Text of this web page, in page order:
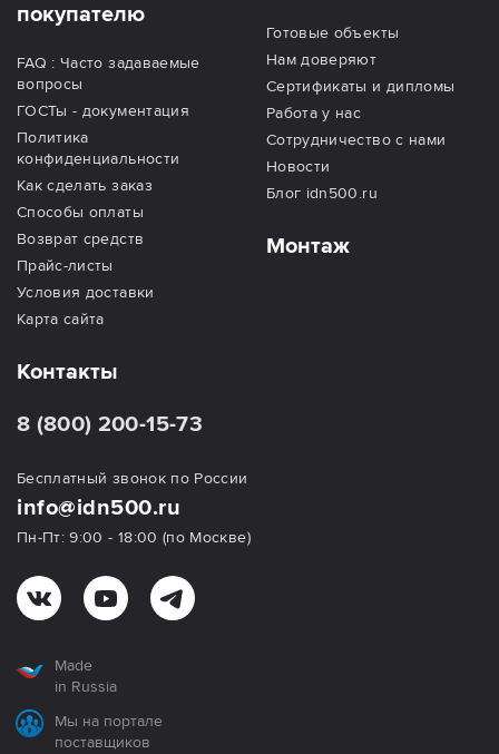
покупателю
FAQ : Часто задаваемые
вопросы
ГОСТы - документация
Политика
конфиденциальности
Как сделать заказ
Способы оплаты
Возврат средств
Прайс-листы
Условия доставки
Карта сайта
Готовые объекты
Нам доверяют
Сертификаты и дипломы
Работа у нас
Сотрудничество с нами
Новости
Блог idn500.ru
Монтаж
Контакты
8 (800) 200-15-73
Бесплатный звонок по России
info@idn500.ru
Пн-Пт: 9:00 - 18:00 (по Москве)
Made
in Russia
Мы на портале
поставщиков